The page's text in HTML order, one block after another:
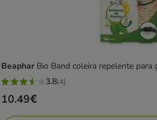
Beaphar Bio Band coleira repelente para
3.8
estrelas
com
3.8(4)
Preço
10.49€
10.49€